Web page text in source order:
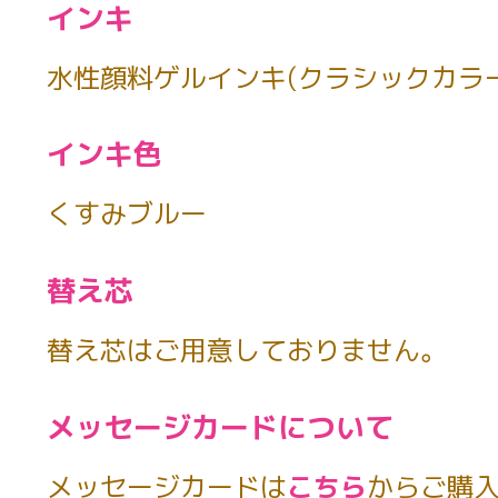
インキ
水性顔料ゲルインキ(クラシックカラ
インキ色
くすみブルー
替え芯
替え芯はご用意しておりません。
メッセージカードについて
メッセージカードはこちらからご購